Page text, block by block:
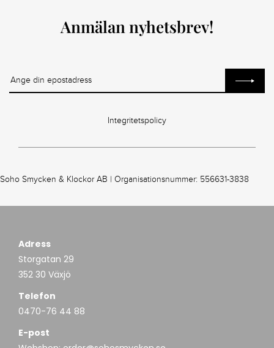
Anmälan nyhetsbrev!
Integritetspolicy
Soho Smycken & Klockor AB | Organisationsnummer: 556631-3838
Adress
Storgatan 29
352 30 Växjö
Telefon
0470-76 44 88
E-post